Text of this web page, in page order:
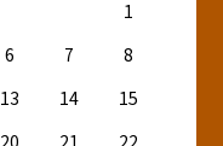
1
6 7
8
13 14
15